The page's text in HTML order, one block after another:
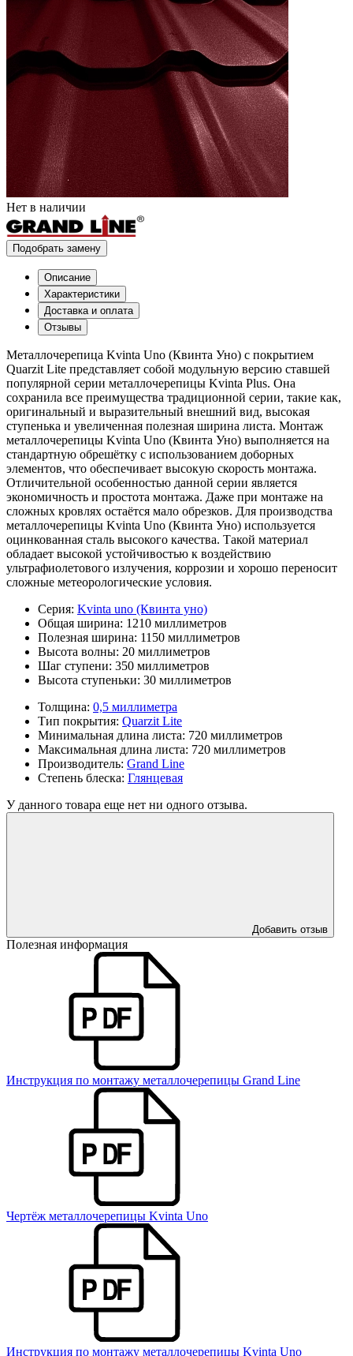
Нет в наличии
Подобрать замену
Описание
Характеристики
Доставка и оплата
Отзывы
Металлочерепица Kvinta Uno (Квинта Уно) с покрытием
Quarzit Lite представляет собой модульную версию ставшей
популярной серии металлочерепицы Kvinta Plus. Она
сохранила все преимущества традиционной серии, такие как,
оригинальный и выразительный внешний вид, высокая
ступенька и увеличенная полезная ширина листа. Монтаж
металлочерепицы Kvinta Uno (Квинта Уно) выполняется на
стандартную обрешётку с использованием доборных
элементов, что обеспечивает высокую скорость монтажа.
Отличительной особенностью данной серии является
экономичность и простота монтажа. Даже при монтаже на
сложных кровлях остаётся мало обрезков. Для производства
металлочерепицы Kvinta Uno (Квинта Уно) используется
оцинкованная сталь высокого качества. Такой материал
обладает высокой устойчивостью к воздействию
ультрафиолетового излучения, коррозии и хорошо переносит
сложные метеорологические условия.
Серия: Kvinta uno (Квинта уно)
Общая ширина: 1210 миллиметров
Полезная ширина: 1150 миллиметров
Высота волны: 20 миллиметров
Шаг ступени: 350 миллиметров
Высота ступеньки: 30 миллиметров
Толщина: 0,5 миллиметра
Тип покрытия: Quarzit Lite
Минимальная длина листа: 720 миллиметров
Максимальная длина листа: 720 миллиметров
Производитель: Grand Line
Степень блеска: Глянцевая
У данного товара еще нет ни одного отзыва.
Добавить отзыв
Полезная информация
Инструкция по монтажу металлочерепицы Grand Line
Чертёж металлочерепицы Kvinta Uno
Инструкция по монтажу металлочерепицы Kvinta Uno